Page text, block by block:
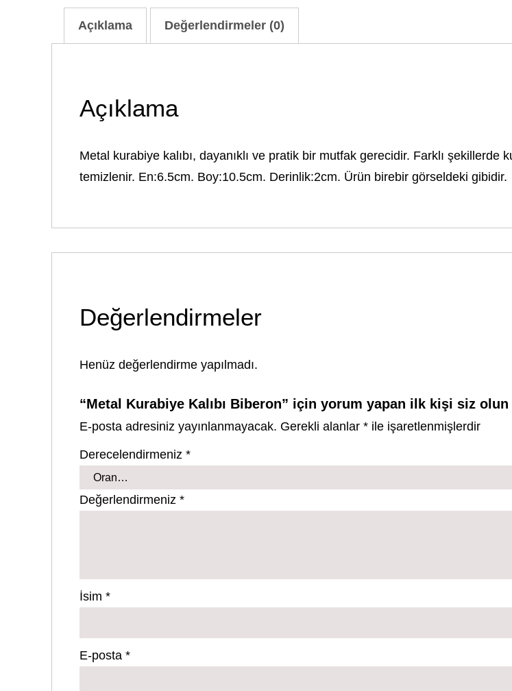
Açıklama Değerlendirmeler (0)
Açıklama
Metal kurabiye kalıbı, dayanıklı ve pratik bir mutfak gerecidir. Farklı şekillerde
temizlenir. En:6.5cm. Boy:10.5cm. Derinlik:2cm. Ürün birebir görseldeki gibidir.
Değerlendirmeler
Henüz değerlendirme yapılmadı.
“Metal Kurabiye Kalıbı Biberon” için yorum yapan ilk kişi siz olun
E-posta adresiniz yayınlanmayacak. Gerekli alanlar* ile işaretlenmişlerdir
Derecelendirmeniz*
Değerlendirmeniz*
İsim*
E-posta*